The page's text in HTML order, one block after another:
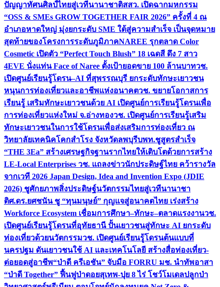
ปัญญาทัศนศิลป์ไทยสู่เวทีนานาชาติสสว. เปิดฉากมหกรรม
“OSS & SMEs GROW TOGETHER FAIR 2026” ครั้งที่ 4 ณ
อำเภอหาดใหญ่ มุ่งยกระดับ SME ใต้สู่ความสำเร็จ เป็นจุดหมาย
สุดท้ายของโครงการระดับภูมิภาคNAREE รุกตลาด Color
Cosmetic เปิดตัว “Perfect Touch Blush” 18 เฉดสี ดึง 7 สาว
4EVE นั่งแท่น Face of Naree ตั้งเป้ายอดขาย 100 ล้านบาทวช.
เปิดศูนย์เรียนรู้โดรน–AI ที่สุพรรณบุรี ยกระดับทักษะเยาวชน
หนุนการท่องเที่ยวและอาชีพแห่งอนาคตวช. ขยายโอกาสการ
เรียนรู้ เสริมทักษะเยาวชนด้วย AI เปิดศูนย์การเรียนรู้โดรนเพื่อ
การท่องเที่ยวแห่งใหม่ จ.อ่างทองวช. เปิดศูนย์การเรียนรู้เสริม
ทักษะเยาวชนในการใช้โดรนเพื่อส่งเสริมการท่องเที่ยว ณ
วิทยาลัยเทคนิคโคกสำโรง จังหวัดลพบุรีบพท.ชูสูตรสำเร็จ
“THE 3Ea” สร้างเศรษฐกิจฐานรากไทยให้เติบโตด้วยการสร้าง
LE-Local Enterprises วช. แถลงข่าวนักประดิษฐ์ไทย คว้ารางวัล
จากเวที 2026 Japan Design, Idea and Invention Expo (JDIE
2026) ชูศักยภาพสิ่งประดิษฐ์นวัตกรรมไทยสู่เวทีนานาชา
ติศ.ดร.ยศชนัน ชู “ทุนมนุษย์” กุญแจสู่อนาคตไทย เร่งสร้าง
Workforce Ecosystem เชื่อมการศึกษา–ทักษะ–ตลาดแรงงานวช.
เปิดศูนย์เรียนรู้โดรนที่อุทัยธานี ปั้นเยาวชนสู่ทักษะ AI ยกระดับ
ท่องเที่ยวด้วยนวัตกรรมวช. เปิดศูนย์เรียนรู้โดรนต้นแบบที่
นครปฐม ดันเยาวชนใช้ AI และเทคโนโลยี สร้างสื่อท่องเที่ยว-
ต่อยอดสู่อาชีพ“ป่าดี ครีเอชัน” จับมือ FORRU มช. นำทัพอาสา
“ป่าดี Together” ฟื้นฟูป่าดอยสุเทพ-ปุย 8 ไร่ โชว์โมเดลปลูกป่า